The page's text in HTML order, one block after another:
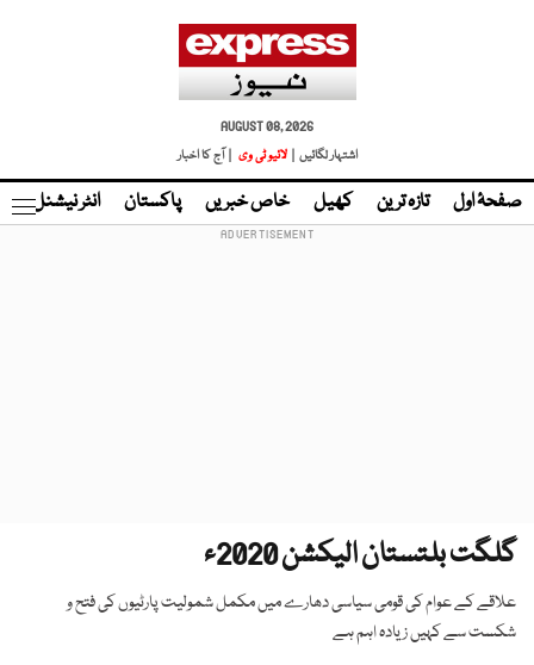
AUGUST 08, 2026
اشتہار لگائیں |
لائیو ٹی وی | آج کا اخبار
صفحۂ اول تازہ ترین کھیل خاص خبریں پاکستان انٹر نیشنل
گلگت بلتستان الیکشن 2020ء
علاقے کے عوام کی قومی سیاسی دھارے میں مکمل شمولیت پارٹیوں کی فتح و
شکست سے کہیں زیادہ اہم ہے